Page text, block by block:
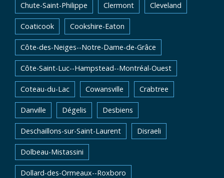
Chute-Saint-Philippe Clermont Cleveland
Coaticook Cookshire-Eaton
Côte-des-Neiges--Notre-Dame-de-Grâce
Côte-Saint-Luc--Hampstead--Montréal-Ouest
Coteau-du-Lac Cowansville Crabtree
Danville Dégelis Desbiens
Deschaillons-sur-Saint-Laurent Disraeli
Dolbeau-Mistassini
Dollard-des-Ormeaux--Roxboro